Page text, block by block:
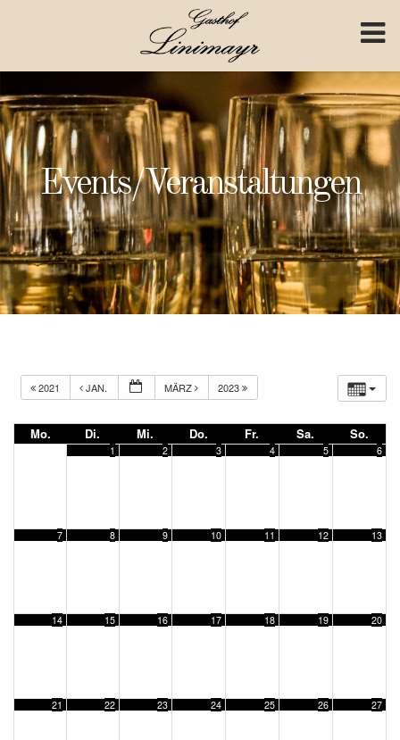
Events/Veranstaltungen
2021 JAN. MÄRZ 2023
Mo. Di. Mi. Do. Fr. Sa. So.
1 2 3 4 5 6
7 8 9 10 11 12 13
14 15 16 17 18 19 20
21 22 23 24 25 26 27